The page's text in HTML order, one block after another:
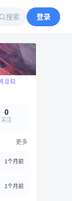
搜索 登录
0
关注
更多
1个月前
1个月前